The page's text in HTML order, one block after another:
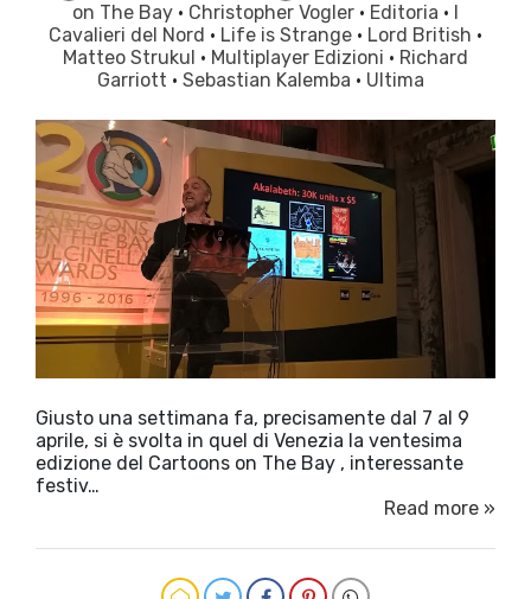
on The Bay · Christopher Vogler · Editoria ·
Cavalieri del Nord · Life is Strange · Lord British ·
Matteo Strukul · Multiplayer Edizioni · Richard
Garriott · Sebastian Kalemba · Ultima
Giusto una settimana fa, precisamente dal 7 al 9
aprile, si è svolta in quel di Venezia la ventesima
edizione del Cartoons on The Bay , interessante
festiv…
Read more »